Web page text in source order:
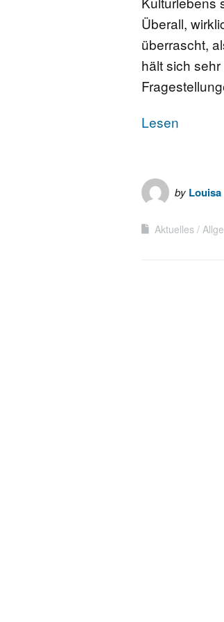
Überall,
überrascht,
hält sich
Lesen
by
Aktuelles